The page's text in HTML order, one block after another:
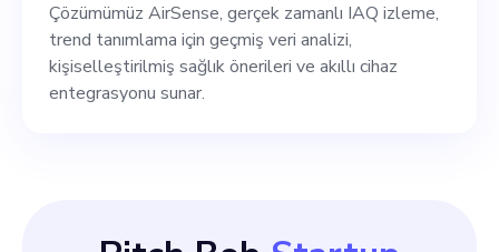
Çözümümüz AirSense, gerçek zamanlı IAQ izleme,
trend tanımlama için geçmiş veri analizi,
kişiselleştirilmiş sağlık önerileri ve akıllı cihaz
entegrasyonu sunar.